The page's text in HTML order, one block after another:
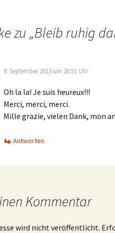
zu „Bleib ruhig
9. September 2013 um 20:51 Uhr
Oh la la! Je suis heureux!!!
Merci, merci, merci.
Mille grazie, vielen Dank, mon
Antworten
Kommentar
wird nicht veröffentlicht.